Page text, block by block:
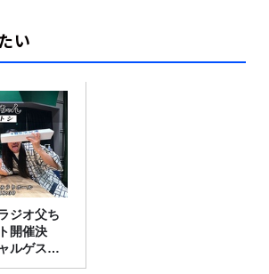
い
ジオ父ち
開催決
ルゲスト
！